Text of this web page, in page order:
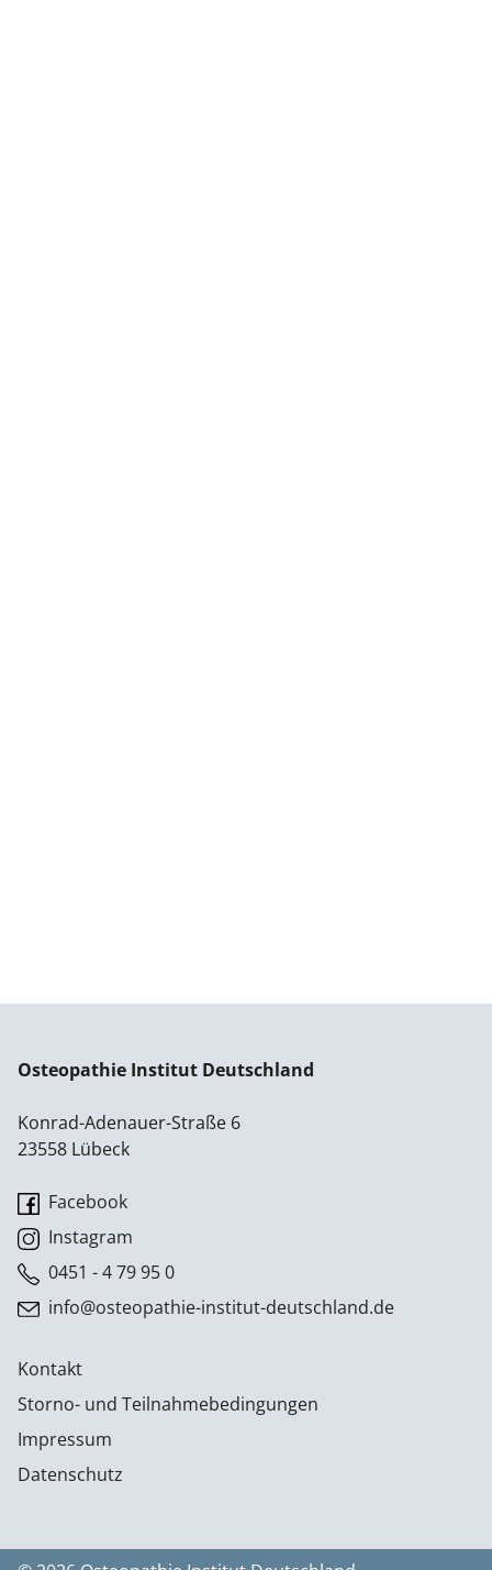
Osteopathie Institut Deutschland
Konrad-Adenauer-Straße 6
23558 Lübeck
Facebook
Instagram
0451 - 4 79 95 0
info@osteopathie-institut-deutschland.de
Kontakt
Storno- und Teilnahmebedingungen
Impressum
Datenschutz